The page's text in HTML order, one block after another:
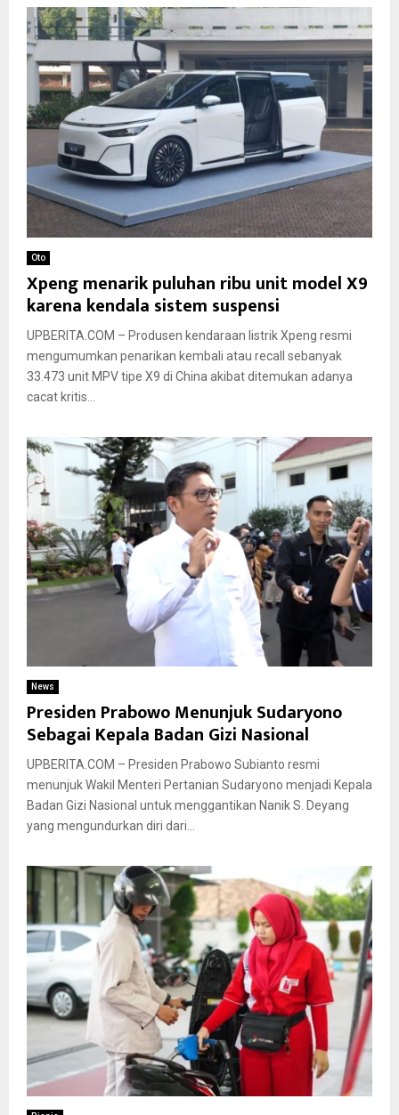
Oto
Xpeng menarik puluhan ribu unit model X9
karena kendala sistem suspensi
UPBERITA.COM – Produsen kendaraan listrik Xpeng resmi
mengumumkan penarikan kembali atau recall sebanyak
33.473 unit MPV tipe X9 di China akibat ditemukan adanya
cacat kritis...
News
Presiden Prabowo Menunjuk Sudaryono
Sebagai Kepala Badan Gizi Nasional
UPBERITA.COM – Presiden Prabowo Subianto resmi
menunjuk Wakil Menteri Pertanian Sudaryono menjadi Kepala
Badan Gizi Nasional untuk menggantikan Nanik S. Deyang
yang mengundurkan diri dari...